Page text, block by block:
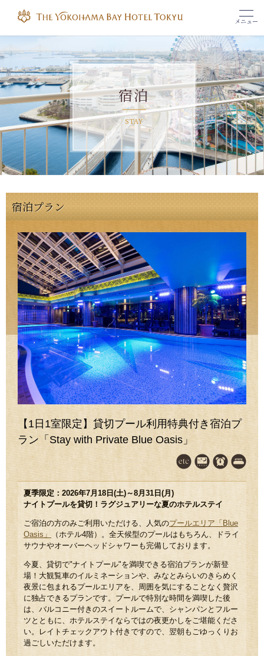
メニュー
宿泊
STAY
宿泊プラン
【1日1室限定】貸切プール利用特典付き宿泊プ
ラン「Stay with Private Blue Oasis」
夏季限定：2026年7月18日(土)～8月31日(月)
ナイトプールを貸切！ラグジュアリーな夏のホテルステイ
ご宿泊の方のみご利用いただける、人気のプールエリア「Blue
Oasis」
（ホテル4階）。全天候型のプールはもちろん、ドライ
サウナやオーバーヘッドシャワーも完備しております。
今夏、貸切で"ナイトプール"を満喫できる宿泊プランが新登
場！大観覧車のイルミネーションや、みなとみらいのきらめく
夜景に包まれるプールエリアを、周囲を気にすることなく贅沢
に独占できるプランです。プールで特別な時間を満喫した後
は、バルコニー付きのスイートルームで、シャンパンとフルー
ツとともに、ホテルステイならではの夜更かしをご堪能くださ
い。レイトチェックアウト付きですので、翌朝もごゆっくりお
過ごしいただけます。